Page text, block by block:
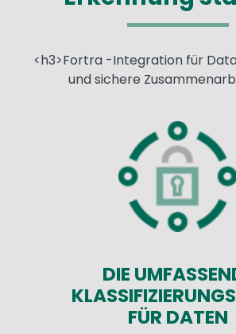
<h3>Fortra -Integration für
und sichere
DIE
FÜR DATEN